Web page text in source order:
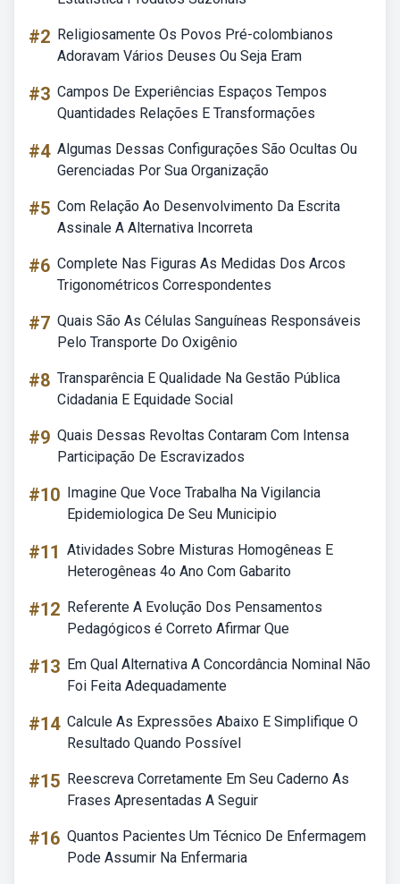
#2 Religiosamente Os Povos Pré-colombianos
Adoravam Vários Deuses Ou Seja Eram
#3 Campos De Experiências Espaços Tempos
Quantidades Relações E Transformações
#4 Algumas Dessas Configurações São Ocultas Ou
Gerenciadas Por Sua Organização
#5 Com Relação Ao Desenvolvimento Da Escrita
Assinale A Alternativa Incorreta
#6 Complete Nas Figuras As Medidas Dos Arcos
Trigonométricos Correspondentes
#7 Quais São As Células Sanguíneas Responsáveis
Pelo Transporte Do Oxigênio
#8 Transparência E Qualidade Na Gestão Pública
Cidadania E Equidade Social
#9 Quais Dessas Revoltas Contaram Com Intensa
Participação De Escravizados
#10 Imagine Que Voce Trabalha Na Vigilancia
Epidemiologica De Seu Municipio
#11 Atividades Sobre Misturas Homogêneas E
Heterogêneas 4o Ano Com Gabarito
#12 Referente A Evolução Dos Pensamentos
Pedagógicos é Correto Afirmar Que
#13 Em Qual Alternativa A Concordância Nominal Não
Foi Feita Adequadamente
#14 Calcule As Expressões Abaixo E Simplifique O
Resultado Quando Possível
#15 Reescreva Corretamente Em Seu Caderno As
Frases Apresentadas A Seguir
#16 Quantos Pacientes Um Técnico De Enfermagem
Pode Assumir Na Enfermaria